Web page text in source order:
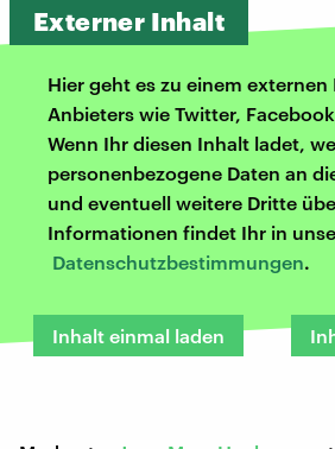
Externer Inhalt
Hier geht es zu einem externen
Anbieters wie Twitter,
Wenn Ihr diesen Inhalt ladet,
personenbezogene Daten an
und eventuell weitere Dritte
Informationen findet Ihr in
Datenschutzbestimmungen.
Inhalt einmal laden